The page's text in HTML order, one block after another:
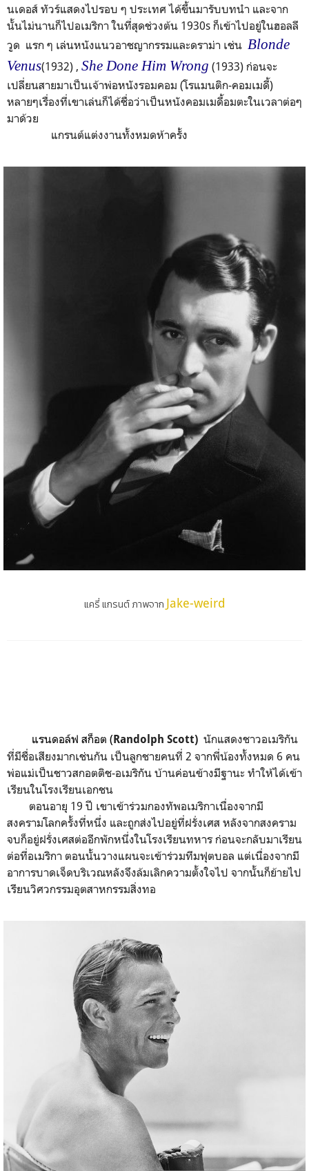
นเดอส์ ทัวร์แสดงไปรอบ ๆ ประเทศ ได้ขึ้นมารับบทนำ และจาก
นั้นไม่นานก็ไปอเมริกา ในที่สุดช่วงต้น 1930s ก็เข้าไปอยู่ในฮอลลี
วูด แรก ๆ เล่นหนังแนวอาชญากรรมและดราม่า เช่น Blonde
Venus(1932) , She Done Him Wrong (1933) ก่อนจะ
เปลี่ยนสายมาเป็นเจ้าพ่อหนังรอมคอม (โรแมนติก-คอมเมดี้)
หลายๆเรื่องที่เขาเล่นก็ได้ชื่อว่าเป็นหนังคอมเมดี้อมตะในเวลาต่อๆ
มาด้วย
แกรนต์แต่งงานทั้งหมดห้าครั้ง
แครี่ แกรนต์ ภาพจาก Jake-weird
แรนดอล์ฟ สก็อต (Randolph Scott) นักแสดงชาวอเมริกัน
ที่มีชื่อเสียงมากเช่นกัน เป็นลูกชายคนที่ 2 จากพี่น้องทั้งหมด 6 คน
พ่อแม่เป็นชาวสกอตติช-อเมริกัน บ้านค่อนข้างมีฐานะ ทำให้ได้เข้า
เรียนในโรงเรียนเอกชน
ตอนอายุ 19 ปี เขาเข้าร่วมกองทัพอเมริกาเนื่องจากมี
สงครามโลกครั้งที่หนึ่ง และถูกส่งไปอยู่ที่ฝรั่งเศส หลังจากสงคราม
จบก็อยู่ฝรั่งเศสต่ออีกพักหนึ่งในโรงเรียนทหาร ก่อนจะกลับมาเรียน
ต่อที่อเมริกา ตอนนั้นวางแผนจะเข้าร่วมทีมฟุตบอล แต่เนื่องจากมี
อาการบาดเจ็ดบริเวณหลังจึงล้มเลิกความตั้งใจไป จากนั้นก็ย้ายไป
เรียนวิศวกรรมอุตสาหกรรมสิ่งทอ